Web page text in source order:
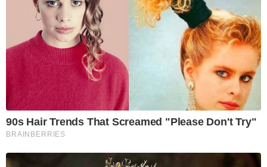
90s Hair Trends That Screamed "Please Don't Try"
BRAINBERRIES